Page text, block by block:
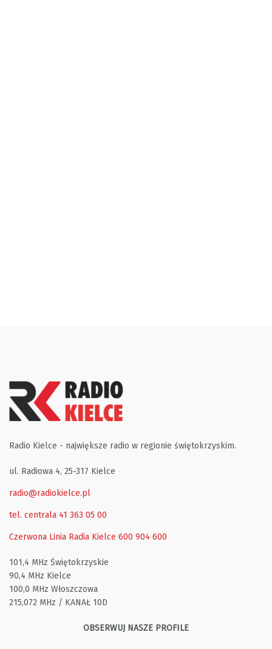
Radio Kielce - największe radio w regionie świętokrzyskim.
ul. Radiowa 4, 25-317 Kielce
radio@radiokielce.pl
tel. centrala 41 363 05 00
Czerwona Linia Radia Kielce 600 904 600
101,4 MHz Świętokrzyskie
90,4 MHz Kielce
100,0 MHz Włoszczowa
215,072 MHz / KANAŁ 10D
OBSERWUJ NASZE PROFILE